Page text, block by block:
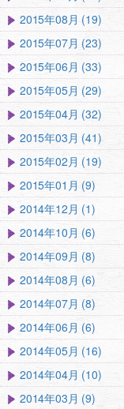
2015年08月 (19)
2015年07月 (23)
2015年06月 (33)
2015年05月 (29)
2015年04月 (32)
2015年03月 (41)
2015年02月 (19)
2015年01月 (9)
2014年12月 (1)
2014年10月 (6)
2014年09月 (8)
2014年08月 (6)
2014年07月 (8)
2014年06月 (6)
2014年05月 (16)
2014年04月 (10)
2014年03月 (9)